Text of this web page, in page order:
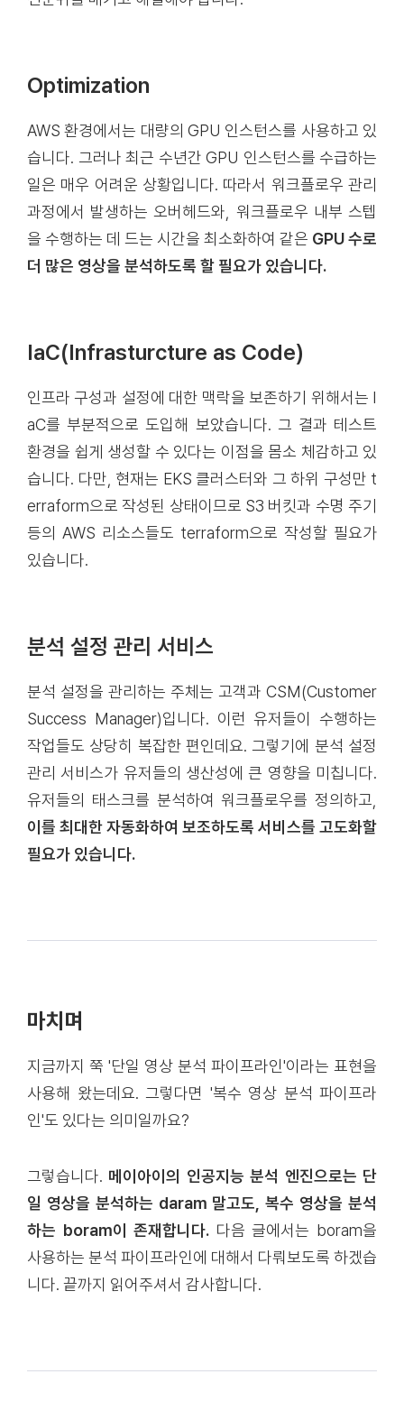
Optimization
AWS 환경에서는 대량의 GPU 인스턴스를 사용하고 있
습니다. 그러나 최근 수년간 GPU 인스턴스를 수급하는
일은 매우 어려운 상황입니다. 따라서 워크플로우 관리
과정에서 발생하는 오버헤드와, 워크플로우 내부 스텝
을 수행하는 데 드는 시간을 최소화하여 같은 GPU 수로
더 많은 영상을 분석하도록 할 필요가 있습니다.
IaC(Infrasturcture as Code)
인프라 구성과 설정에 대한 맥락을 보존하기 위해서는 I
aC를 부분적으로 도입해 보았습니다. 그 결과 테스트
환경을 쉽게 생성할 수 있다는 이점을 몸소 체감하고 있
습니다. 다만, 현재는 EKS 클러스터와 그 하위 구성만 t
erraform으로 작성된 상태이므로 S3 버킷과 수명 주기
등의 AWS 리소스들도 terraform으로 작성할 필요가
있습니다.
분석 설정 관리 서비스
분석 설정을 관리하는 주체는 고객과 CSM(Customer
Success Manager)입니다. 이런 유저들이 수행하는
작업들도 상당히 복잡한 편인데요. 그렇기에 분석 설정
관리 서비스가 유저들의 생산성에 큰 영향을 미칩니다.
유저들의 태스크를 분석하여 워크플로우를 정의하고,
이를 최대한 자동화하여 보조하도록 서비스를 고도화할
필요가 있습니다.
마치며
지금까지 쭉 '단일 영상 분석 파이프라인'이라는 표현을
사용해 왔는데요. 그렇다면 '복수 영상 분석 파이프라
인'도 있다는 의미일까요?
그렇습니다. 메이아이의 인공지능 분석 엔진으로는 단
일 영상을 분석하는 daram 말고도, 복수 영상을 분석
하는 boram이 존재합니다. 다음 글에서는 boram을
사용하는 분석 파이프라인에 대해서 다뤄보도록 하겠습
니다. 끝까지 읽어주셔서 감사합니다.